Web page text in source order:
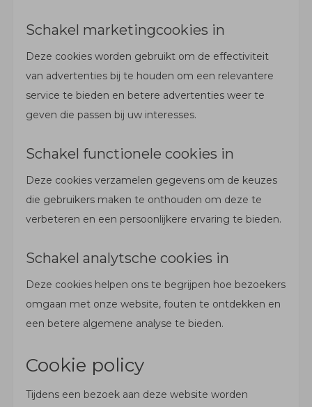
Schakel marketingcookies in
Deze cookies worden gebruikt om de effectiviteit
van advertenties bij te houden om een relevantere
service te bieden en betere advertenties weer te
geven die passen bij uw interesses.
Schakel functionele cookies in
Deze cookies verzamelen gegevens om de keuzes
die gebruikers maken te onthouden om deze te
verbeteren en een persoonlijkere ervaring te bieden.
Schakel analytsche cookies in
Deze cookies helpen ons te begrijpen hoe bezoekers
omgaan met onze website, fouten te ontdekken en
een betere algemene analyse te bieden.
Cookie policy
Tijdens een bezoek aan deze website worden